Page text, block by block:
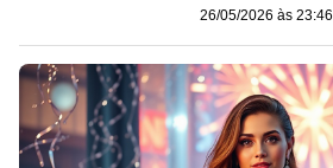
26/05/2026 às 23:46